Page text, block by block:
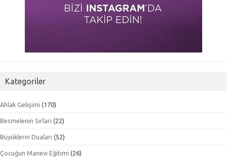
Kategoriler
Ahlak Gelişimi (170)
Besmelenin Sırları (22)
Büyüklerin Duaları (52)
Çocuğun Manevi Eğitimi (26)